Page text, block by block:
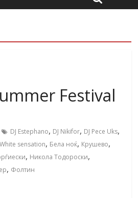
Festival
DJ Estephano, DJ Nikifor, DJ Pece Uks,
White sensation, Бела ноќ, Крушево,
, Никола Тодороски,
, Фолтин